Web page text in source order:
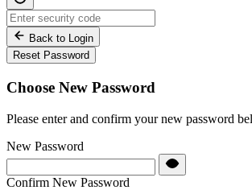
Back to Login
Reset Password
Choose New Password
Please enter and confirm your new password
New Password
Confirm New Password